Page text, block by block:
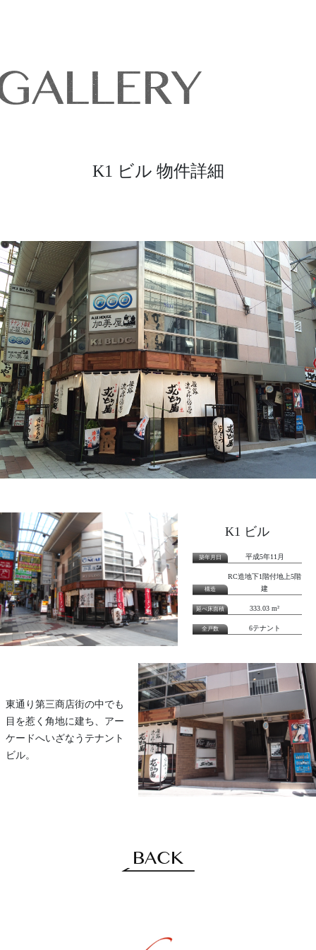
K1 ビル 物件詳細
K1 ビル
平成5年11月
RC造地下1階付地上5階
建
333.03 m²
6テナント
東通り第三商店街の中でも
目を惹く角地に建ち、アー
ケードへいざなうテナント
ビル。
BACK